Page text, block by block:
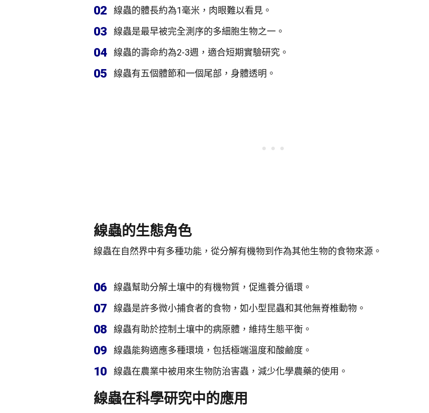
02 線蟲的體長約為1毫米，肉眼難以看見。
03 線蟲是最早被完全測序的多細胞生物之一。
04 線蟲的壽命約為2-3週，適合短期實驗研究。
05 線蟲有五個體節和一個尾部，身體透明。
線蟲的生態角色
線蟲在自然界中有多種功能，從分解有機物到作為其他生物的食物來源。
06 線蟲幫助分解土壤中的有機物質，促進養分循環。
07 線蟲是許多微小捕食者的食物，如小型昆蟲和其他無脊椎動物。
08 線蟲有助於控制土壤中的病原體，維持生態平衡。
09 線蟲能夠適應多種環境，包括極端溫度和酸鹼度。
10 線蟲在農業中被用來生物防治害蟲，減少化學農藥的使用。
線蟲在科學研究中的應用